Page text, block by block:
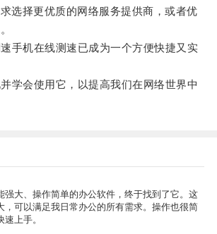
选择更优质的网络服务提供商，或者优
机在线测速已成为一个方便快捷又实
会使用它，以提高我们在网络世界中
强大、操作简单的办公软件，终于找到了它。这
，可以满足我日常办公的所有需求。操作也很简
上手。